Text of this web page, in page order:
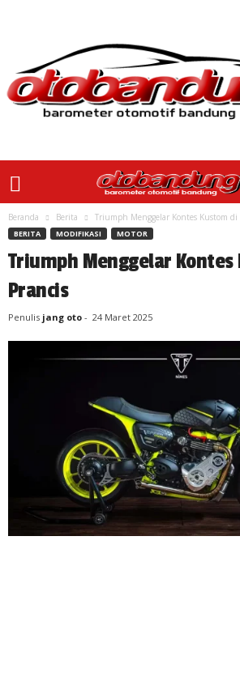
Beranda Berita Triumph Menggelar Kontes Kustom di
BERITA MODIFIKASI MOTOR
Triumph Menggelar Kontes
Prancis
Penulis jang oto - 24 Maret 2025